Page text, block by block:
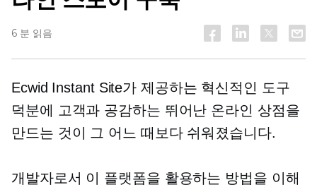
6 분 읽음
Ecwid Instant Site가 제공하는 혁신적인 도구
덕분에 고객과 공감하는 뛰어난 온라인 상점을
만드는 것이 그 어느 때보다 쉬워졌습니다.
개발자로서 이 플랫폼을 활용하는 방법을 이해